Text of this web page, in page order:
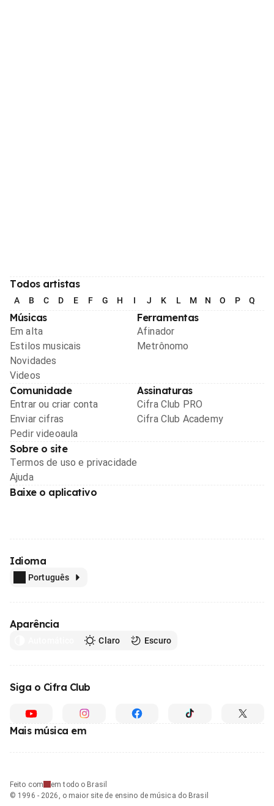
Todos artistas
A B C D E F G H I J K L M N O P Q
Músicas
Em alta
Estilos musicais
Novidades
Videos
Ferramentas
Afinador
Metrônomo
Comunidade
Entrar ou criar conta
Enviar cifras
Pedir videoaula
Assinaturas
Cifra Club PRO
Cifra Club Academy
Sobre o site
Termos de uso e privacidade
Ajuda
Baixe o aplicativo
Idioma
Português
Aparência
Claro Escuro
Siga o Cifra Club
Mais música em
Feito com
em todo o Brasil
© 1996 - 2026, o maior site de ensino de música do Brasil